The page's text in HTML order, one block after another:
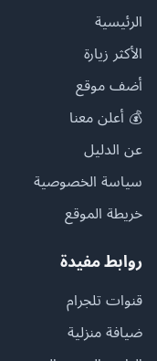
الرئيسية
الأكثر زيارة
أضف موقع
💰 أعلن معنا
عن الدليل
سياسة الخصوصية
خريطة الموقع
روابط مفيدة
قنوات تلجرام
ضيافة منزلية